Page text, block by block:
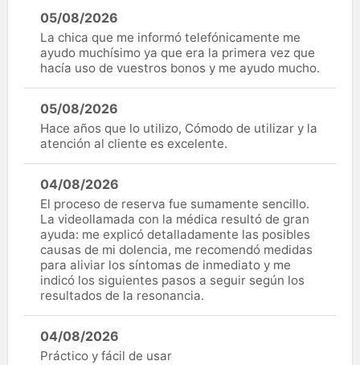
05/08/2026
La chica que me informó telefónicamente me
ayudo muchísimo ya que era la primera vez que
hacía uso de vuestros bonos y me ayudo mucho.
05/08/2026
Hace años que lo utilizo, Cómodo de utilizar y la
atención al cliente es excelente.
04/08/2026
El proceso de reserva fue sumamente sencillo.
La videollamada con la médica resultó de gran
ayuda: me explicó detalladamente las posibles
causas de mi dolencia, me recomendó medidas
para aliviar los síntomas de inmediato y me
indicó los siguientes pasos a seguir según los
resultados de la resonancia.
04/08/2026
Práctico y fácil de usar